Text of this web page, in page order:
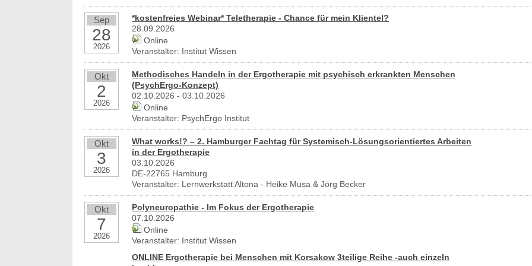
Sep
28
2026
*kostenfreies Webinar* Teletherapie - Chance für mein Klientel?
28.09.2026
Online
Veranstalter: Institut Wissen
Okt
2
2026
Methodisches Handeln in der Ergotherapie mit psychisch erkrankten Menschen
(PsychErgo-Konzept)
02.10.2026 - 03.10.2026
Online
Veranstalter: PsychErgo Institut
Okt
3
2026
What works!? – 2. Hamburger Fachtag für Systemisch-Lösungsorientiertes Arbeiten
in der Ergotherapie
03.10.2026
DE-22765 Hamburg
Veranstalter: Lernwerkstatt Altona - Heike Musa & Jörg Becker
Okt
7
2026
Polyneuropathie - Im Fokus der Ergotherapie
07.10.2026
Online
Veranstalter: Institut Wissen
ONLINE Ergotherapie bei Menschen mit Korsakow 3teilige Reihe -auch einzeln
20144 - Hamburg
Ergotherapeut (m/w/d)